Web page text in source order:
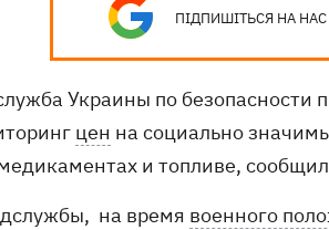
ПІДПИШІТЬСЯ НА НАС
Украины по
цен на социально
и ​​топливе,
на время военного